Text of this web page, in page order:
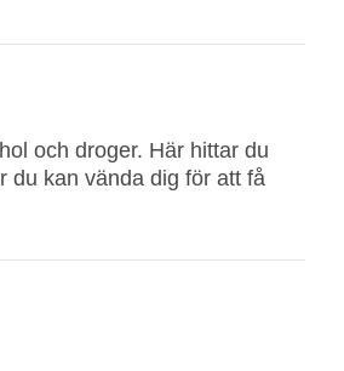
och droger. Här hittar du
du kan vända dig för att få